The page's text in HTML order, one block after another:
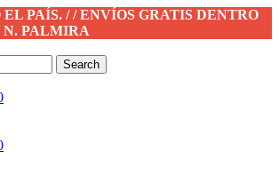
PAÍS. / / ENVÍOS GRATIS DENTRO
N. PALMIRA
Search